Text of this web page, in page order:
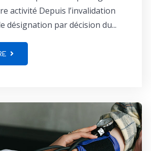
activité Depuis l’invalidation
désignation par décision du...